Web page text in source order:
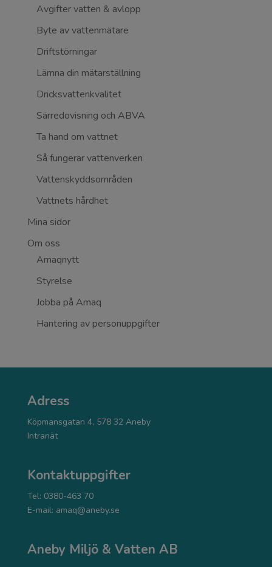
Avgifter vatten & avlopp
Byte av vattenmätare
Driftstörningar
Lämna din mätarställning
Dricksvattenkvalitet
Särredovisning och ABVA
Ta hand om vattnet
Så fungerar vattenverken
Vattenskyddsområden
Vattnets hårdhet
Mina sidor
Om oss
Amaqnytt
Styrelse
Jobba på Amaq
Hantering av personuppgifter
Adress
Köpmansgatan 4, 578 32 Aneby
Intranät
Kontaktuppgifter
Tel: 0380-463 70
E-mail: amaq@aneby.se
Aneby Miljö & Vatten AB